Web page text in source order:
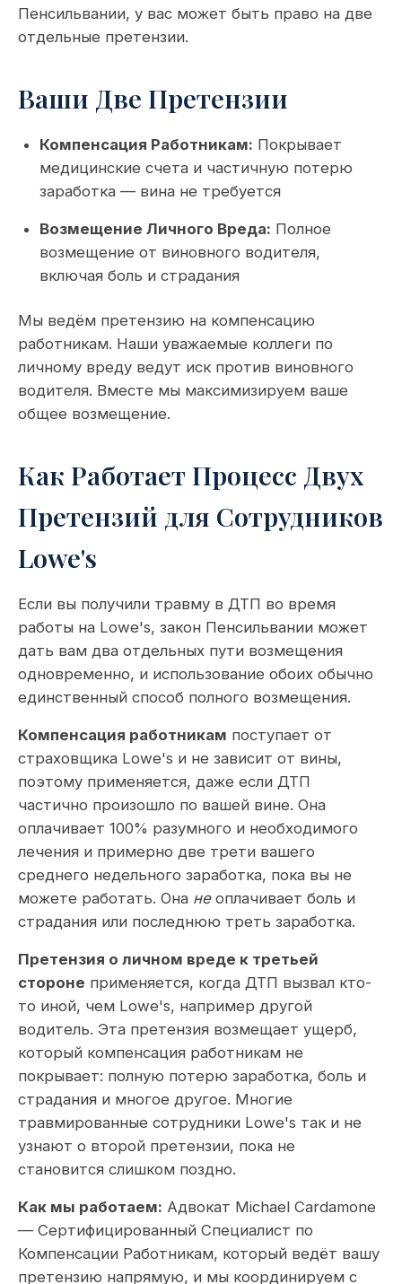
Пенсильвании, у вас может быть право на две
отдельные претензии.
Ваши Две Претензии
Компенсация Работникам: Покрывает
медицинские счета и частичную потерю
заработка — вина не требуется
Возмещение Личного Вреда: Полное
возмещение от виновного водителя,
включая боль и страдания
Мы ведём претензию на компенсацию
работникам. Наши уважаемые коллеги по
личному вреду ведут иск против виновного
водителя. Вместе мы максимизируем ваше
общее возмещение.
Как Работает Процесс Двух
Претензий для Сотрудников
Lowe's
Если вы получили травму в ДТП во время
работы на Lowe's, закон Пенсильвании может
дать вам два отдельных пути возмещения
одновременно, и использование обоих обычно
единственный способ полного возмещения.
Компенсация работникам поступает от
страховщика Lowe's и не зависит от вины,
поэтому применяется, даже если ДТП
частично произошло по вашей вине. Она
оплачивает 100% разумного и необходимого
лечения и примерно две трети вашего
среднего недельного заработка, пока вы не
можете работать. Она неоплачивает боль и
страдания или последнюю треть заработка.
Претензия о личном вреде к третьей
стороне применяется, когда ДТП вызвал кто-
то иной, чем Lowe's, например другой
водитель. Эта претензия возмещает ущерб,
который компенсация работникам не
покрывает: полную потерю заработка, боль и
страдания и многое другое. Многие
травмированные сотрудники Lowe's так и не
узнают о второй претензии, пока не
становится слишком поздно.
Как мы работаем: Адвокат Michael Cardamone
— Сертифицированный Специалист по
Компенсации Работникам, который ведёт вашу
претензию напрямую, и мы координируем с